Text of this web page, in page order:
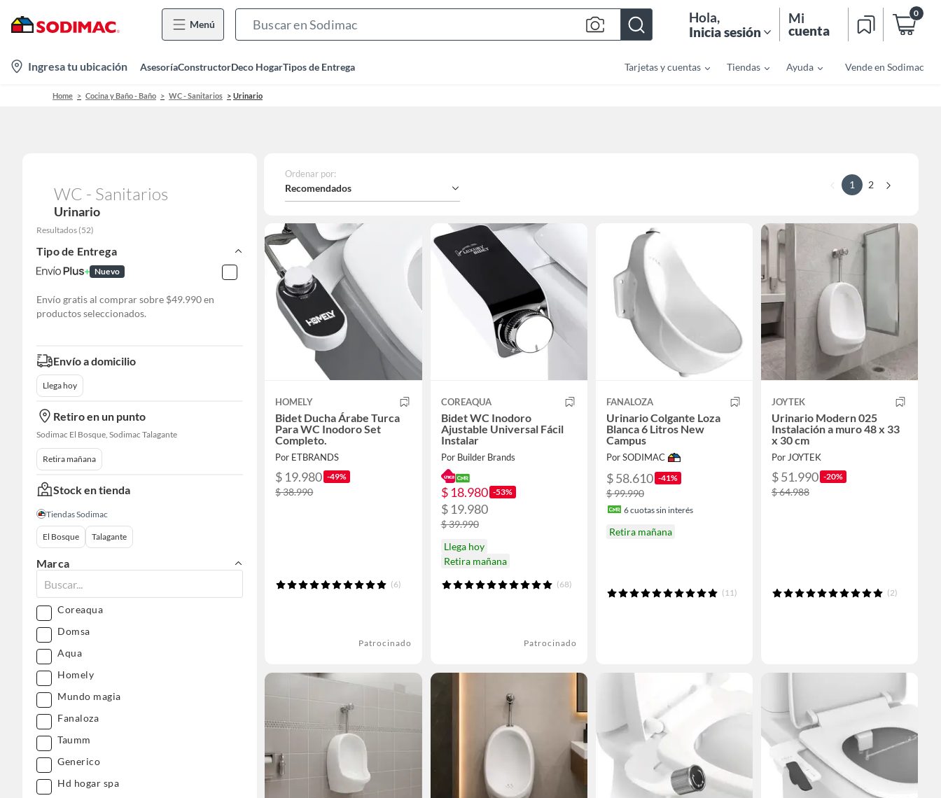
Menú
Bar
Hola,
Inicia sesión
Mi
cuenta
0
location-
icon
Ingresa tu ubicación AsesoríaConstructorDeco HogarTipos de Entrega Tarjetas y cuentas Tiendas Ayuda Vende en Sodimac
Home Cocina y Baño - Baño WC - Sanitarios Urinario
WC - Sanitarios
Urinario
Resultados (52)
Tipo de Entrega
Nuevo
Envío gratis al comprar sobre $49.990 en
productos seleccionados.
Envío a domicilio
Llega hoy
Retiro en un punto
Sodimac El Bosque, Sodimac Talagante
Retira mañana
Stock en tienda
Tiendas Sodimac
El Bosque Talagante
Marca
Coreaqua
Domsa
Aqua
Homely
Mundo magia
Fanaloza
Taumm
Generico
Hd hogar spa
Ordenar por:
Recomendados 1 2
HOMELY
Bidet Ducha Árabe Turca
Para WC Inodoro Set
Completo.
Por ETBRANDS
$ 19.980 -49%
$ 38.990
(6)
Patrocinado
COREAQUA
Bidet WC Inodoro
Ajustable Universal Fácil
Instalar
Por Builder Brands
$ 18.980 -53%
$ 19.980
$ 39.990
Llega hoy
Retira mañana
(68)
Patrocinado
FANALOZA
Urinario Colgante Loza
Blanca 6 Litros New
Campus
Por SODIMAC
$ 58.610 -41%
$ 99.990
6cuotas sin interés
Retira mañana
(11)
JOYTEK
Urinario Modern 025
Instalación a muro 48 x 33
x 30 cm
Por JOYTEK
$ 51.990 -20%
$ 64.988
(2)